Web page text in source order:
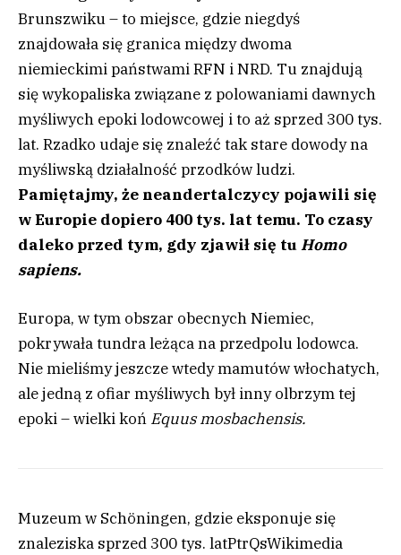
Brunszwiku – to miejsce, gdzie niegdyś
znajdowała się granica między dwoma
niemieckimi państwami RFN i NRD. Tu znajdują
się wykopaliska związane z polowaniami dawnych
myśliwych epoki lodowcowej i to aż sprzed 300 tys.
lat. Rzadko udaje się znaleźć tak stare dowody na
myśliwską działalność przodków ludzi.
Pamiętajmy, że neandertalczycy pojawili się
w Europie dopiero 400 tys. lat temu. To czasy
daleko przed tym, gdy zjawił się tuHomo
sapiens.
Europa, w tym obszar obecnych Niemiec,
pokrywała tundra leżąca na przedpolu lodowca.
Nie mieliśmy jeszcze wtedy mamutów włochatych,
ale jedną z ofiar myśliwych był inny olbrzym tej
epoki – wielki koń Equus mosbachensis.
Muzeum w Schöningen, gdzie eksponuje się
znaleziska sprzed 300 tys. latPtrQsWikimedia